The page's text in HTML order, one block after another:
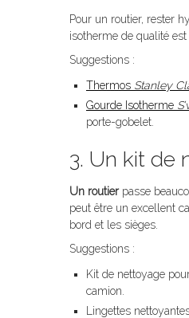
Pour un routier, rester
isotherme de qualité est
Suggestions :
Thermos Stanley
Gourde Isotherme
porte-gobelet.
3. Un kit de
Un routierpasse
peut être un excellent
bord et les sièges.
Suggestions :
Kit de nettoyage
camion.
Lingettes